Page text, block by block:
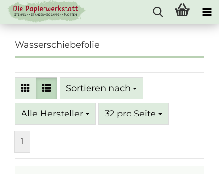
Wasserschiebefolie
Sortieren nach
Sortieren nach
Alle Hersteller 32 pro Seite
pro Seite
1